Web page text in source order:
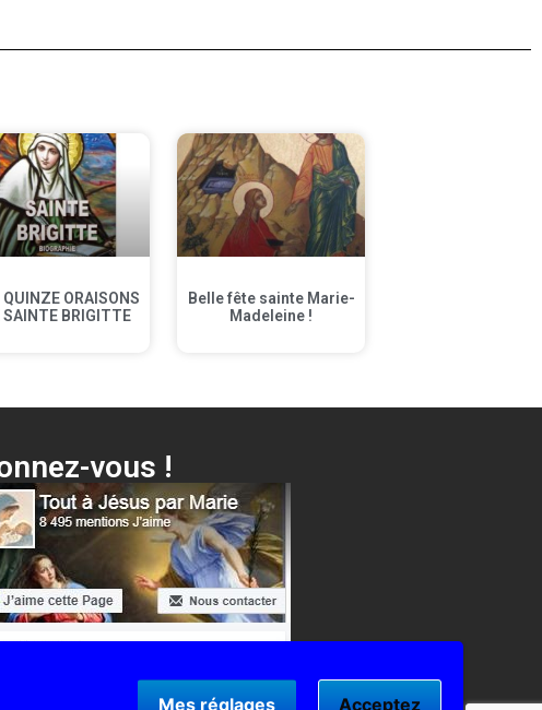
Mes réglages Acceptez
QUINZE ORAISONS
SAINTE BRIGITTE
Belle fête sainte Marie-
Madeleine !
Voici ta Mère + différentes surprises…
vous !